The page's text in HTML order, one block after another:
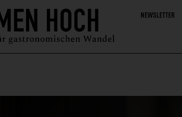
NEWSLETTER
PODCAST ÜBER UNS SYMPOSIUM